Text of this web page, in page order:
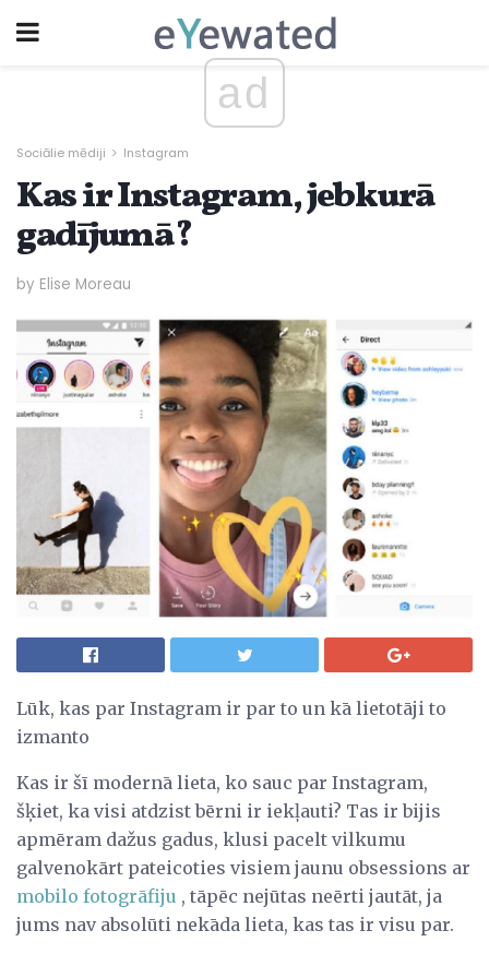
ad
Sociālie mēdiji Instagram
Kas ir Instagram, jebkurā
gadījumā?
by Elise Moreau
Lūk, kas par Instagram ir par to un kā lietotāji to
izmanto
Kas ir šī modernā lieta, ko sauc par Instagram,
šķiet, ka visi atdzist bērni ir iekļauti? Tas ir bijis
apmēram dažus gadus, klusi pacelt vilkumu
galvenokārt pateicoties visiem jaunu obsessions ar
mobilo fotogrāfiju , tāpēc nejūtas neērti jautāt, ja
jums nav absolūti nekāda lieta, kas tas ir visu par.